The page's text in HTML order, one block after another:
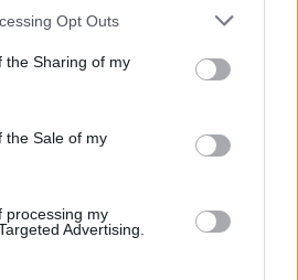
Opt Outs
the Sharing of my
the Sale of my
processing my
Advertising.
az éjjeliszekrényeden, és
nélküli töltőállomása erre a
4, 2026